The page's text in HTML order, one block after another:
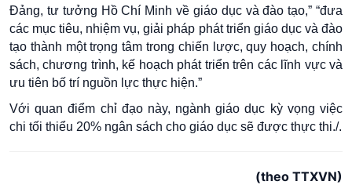
Đảng, tư tưởng Hồ Chí Minh về giáo dục và đào tạo,” “đưa
các mục tiêu, nhiệm vụ, giải pháp phát triển giáo dục và đào
tạo thành một trọng tâm trong chiến lược, quy hoạch, chính
sách, chương trình, kế hoạch phát triển trên các lĩnh vực và
ưu tiên bố trí nguồn lực thực hiện.”
Với quan điểm chỉ đạo này, ngành giáo dục kỳ vọng việc
chi tối thiểu 20% ngân sách cho giáo dục sẽ được thực thi./.
(theo TTXVN)